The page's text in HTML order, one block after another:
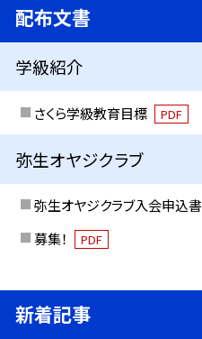
配布文書
学級紹介
さくら学級教育目標 PDF
弥生オヤジクラブ
弥生オヤジクラブ入会申込書
募集！ PDF
新着記事